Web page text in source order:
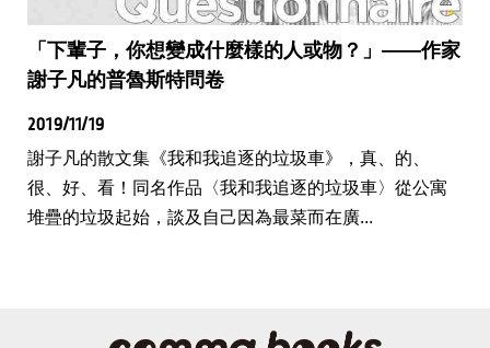
「下輩子，你想變成什麼樣的人或物？」——作家
謝子凡的普魯斯特問卷
2019/11/19
謝子凡的散文集《我和我追逐的垃圾車》，真、的、
很、好、看！同名作品〈我和我追逐的垃圾車〉從公寓
堆疊的垃圾起始，談及自己因為最菜而在廣...